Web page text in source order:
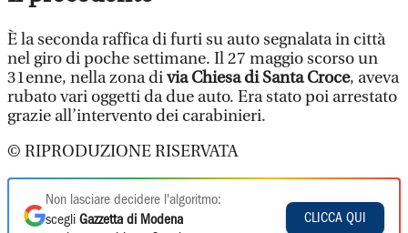
È la seconda raffica di furti su auto segnalata in città
nel giro di poche settimane. Il 27 maggio scorso un
31enne, nella zona divia Chiesa di Santa Croce, aveva
rubato vari oggetti da due auto. Era stato poi arrestato
grazie all’intervento dei carabinieri.
© RIPRODUZIONE RISERVATA
Non lasciare decidere l'algoritmo:
scegli Gazzetta di Modena
CLICCA QUI